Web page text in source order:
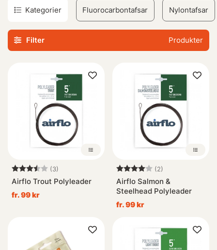
En av de stora fördelarna med Polyleaders är att du kan
välja mellan olika sjunkhastigheter. Det innebär att du har
full kontroll över hur djupt din fluga ska gå i vattnet.
Oavsett om det handlar om snabbt strömmande vattendrag
eller lugna insjöar, finns det alltid en polyleader som
Vi erbjuder även ett brett utbud av polyleaders från olika
leverantörer inom sportfiskeindustrin. På så sätt kan vi
säkerställa att vårt sortiment möter alla krav och
preferenser hos våra kunder.
Med hjälp av Polylead
Kategorier Fluorocarbontafsar Nylontafsar
Filter Produkter
Betyg: (3)
3.7 utav 5 stjärnor
Airflo Trout Polyleader
fr. 99 kr
Betyg: (2)
Airflo Salmon &
Steelhead Polyleader
fr. 99 kr